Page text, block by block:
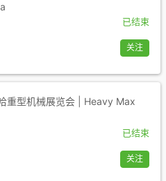
已结束
关注
重型机械展览会 | Heavy Max
已结束
关注